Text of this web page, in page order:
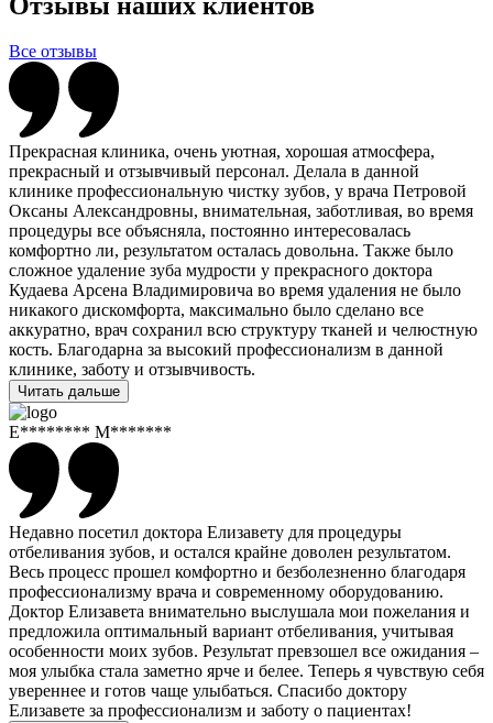
Все отзывы
Прекрасная клиника, очень уютная, хорошая атмосфера,
прекрасный и отзывчивый персонал. Делала в данной
клинике профессиональную чистку зубов, у врача Петровой
Оксаны Александровны, внимательная, заботливая, во время
процедуры все объясняла, постоянно интересовалась
комфортно ли, результатом осталась довольна. Также было
сложное удаление зуба мудрости у прекрасного доктора
Кудаева Арсена Владимировича во время удаления не было
никакого дискомфорта, максимально было сделано все
аккуратно, врач сохранил всю структуру тканей и челюстную
кость. Благодарна за высокий профессионализм в данной
клинике, заботу и отзывчивость.
Читать дальше
Е******** М*******
Недавно посетил доктора Елизавету для процедуры
отбеливания зубов, и остался крайне доволен результатом.
Весь процесс прошел комфортно и безболезненно благодаря
профессионализму врача и современному оборудованию.
Доктор Елизавета внимательно выслушала мои пожелания и
предложила оптимальный вариант отбеливания, учитывая
особенности моих зубов. Результат превзошел все ожидания –
моя улыбка стала заметно ярче и белее. Теперь я чувствую себя
увереннее и готов чаще улыбаться. Спасибо доктору
Елизавете за профессионализм и заботу о пациентах!